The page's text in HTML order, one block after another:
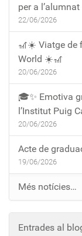
per a
22/06/2026
🎢☀️ Viatge de
World ☀️🎢
20/06/2026
🎓✨ Emotiva
l’Institut Puig
20/06/2026
Acte de
19/06/2026
Més notícies…
Entrades al